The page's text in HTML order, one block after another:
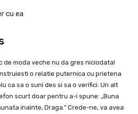
cu ea
de moda veche nu da gres niciodata!
o relatie puternica cu prietena
ca sa o suni des si sa o verifici. Un alt
scurt doar pentru a-i spune: „Buna
inainte, Draga.” Crede-ne, va avea